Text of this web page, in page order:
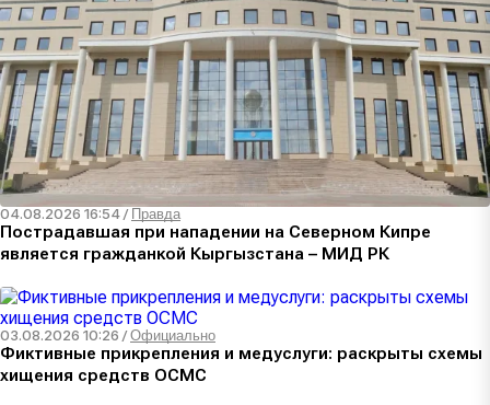
04.08.2026 16:54 / Правда
Пострадавшая при нападении на Северном Кипре
является гражданкой Кыргызстана – МИД РК
03.08.2026 10:26 /Официально
Фиктивные прикрепления и медуслуги: раскрыты схемы
хищения средств ОСМС